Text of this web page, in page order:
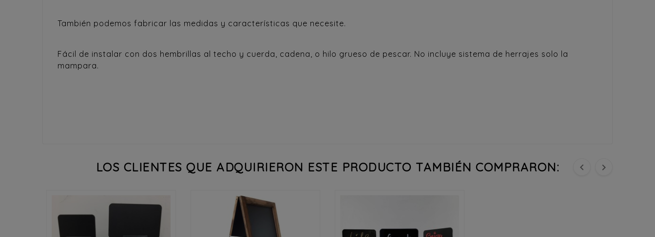
También podemos fabricar las medidas y características que necesite.
Fácil de instalar con dos hembrillas al techo y cuerda, cadena, o hilo grueso de pescar. No incluye sistema de herrajes solo la
mampara.
LOS CLIENTES QUE ADQUIRIERON ESTE PRODUCTO TAMBIÉN COMPRARON:  